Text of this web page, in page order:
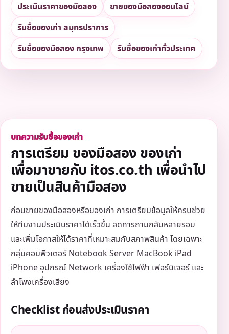
ประเมินราคาของมือสอง
ขายของมือสองออนไลน์
รับซื้อของเก่า สมุทรปราการ
รับซื้อของมือสอง กรุงเทพ
รับซื้อของเก่าทั่วประเทศ
บทความรับซื้อของเก่า
การเตรียม ของมือสอง ของเก่า
เพื่อมาขายกับ itos.co.th เพื่อนำไป
ขายเป็นสินค้ามือสอง
ก่อนขายของมือสองหรือของเก่า การเตรียมข้อมูลให้ครบช่วย
ให้ทีมงานประเมินราคาได้เร็วขึ้น ลดการถามกลับหลายรอบ
และเพิ่มโอกาสให้ได้ราคาที่เหมาะสมกับสภาพสินค้า โดยเฉพาะ
กลุ่มคอมพิวเตอร์ Notebook Server MacBook iPad
iPhone อุปกรณ์ Network เครื่องใช้ไฟฟ้า เฟอร์นิเจอร์ และ
ลำโพงเครื่องเสียง
Checklist ก่อนส่งประเมินราคา